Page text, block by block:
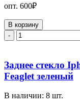
опт. 600₽
В корзину
-
Заднее стекло
Feaglet зеленый
В наличии: 8 шт.